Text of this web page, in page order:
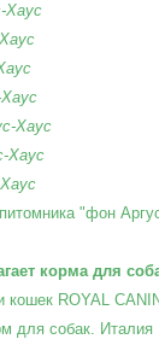
Хаус
Хаус
Хаус
"фон
корма для
кошек ROYAL
для собак. Италия